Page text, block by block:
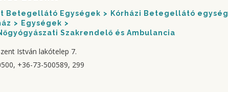
Betegellátó Egységek
Kórházi Betegellátó
Egységek
Szakrendelő és Ambulancia
István lakótelep 7.
+36-73-500589, 299